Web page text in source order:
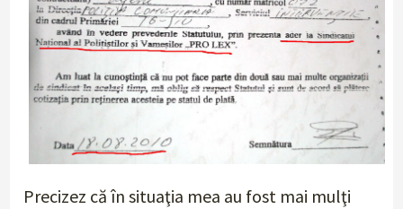
Precizez că în situaţia mea au fost mai mulţi